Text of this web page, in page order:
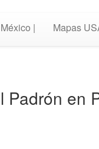
México | Mapas
Padrón en